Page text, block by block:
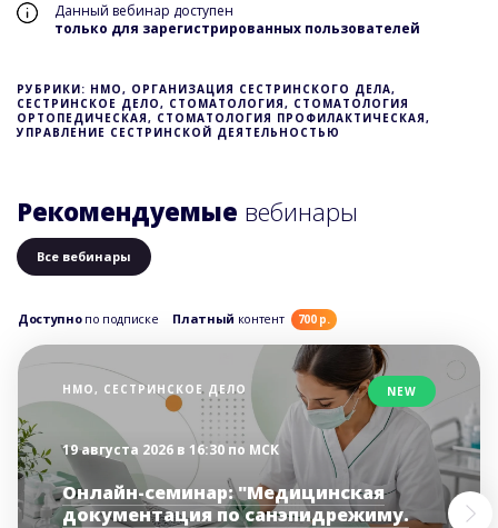
Данный вебинар доступен
только для зарегистрированных пользователей
РУБРИКИ: НМО, ОРГАНИЗАЦИЯ СЕСТРИНСКОГО ДЕЛА,
СЕСТРИНСКОЕ ДЕЛО, СТОМАТОЛОГИЯ, СТОМАТОЛОГИЯ
ОРТОПЕДИЧЕСКАЯ, СТОМАТОЛОГИЯ ПРОФИЛАКТИЧЕСКАЯ,
УПРАВЛЕНИЕ СЕСТРИНСКОЙ ДЕЯТЕЛЬНОСТЬЮ
Рекомендуемые вебинары
Все вебинары
Доступнопо подписке Платный контент 700 р.
НМО, СЕСТРИНСКОЕ ДЕЛО NEW
19 августа 2026 в 16:30 по МСК
Онлайн-семинар: "Медицинская
документация по санэпидрежиму.